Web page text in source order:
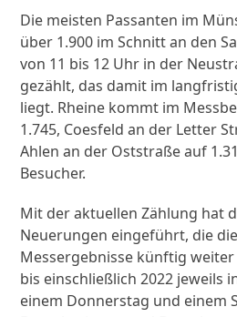
Die meisten Passanten im
über 1.900 im Schnitt an den
von 11 bis 12 Uhr in der
gezählt, das damit im
liegt. Rheine kommt im
1.745, Coesfeld an der Letter
Ahlen an der Oststraße auf
Besucher.
Mit der aktuellen Zählung hat
Neuerungen eingeführt, die
Messergebnisse künftig
bis einschließlich 2022 jeweils
einem Donnerstag und einem